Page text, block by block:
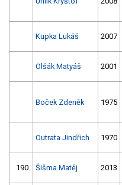
Kupka Lukáš 2007
Olšák Matyáš 2001
Boček Zdeněk 1975
Outrata Jindřich 1970
190. Šišma Matěj 2013